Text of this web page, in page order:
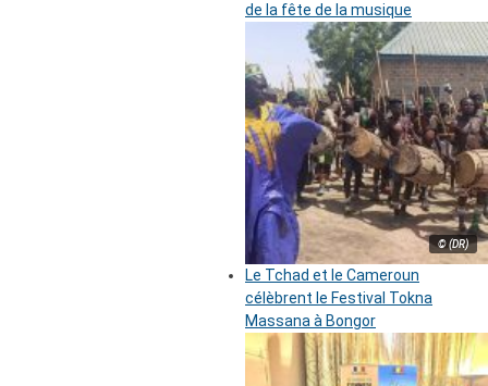
de la fête de la musique
© (DR)
Le Tchad et le Cameroun
célèbrent le Festival Tokna
Massana à Bongor